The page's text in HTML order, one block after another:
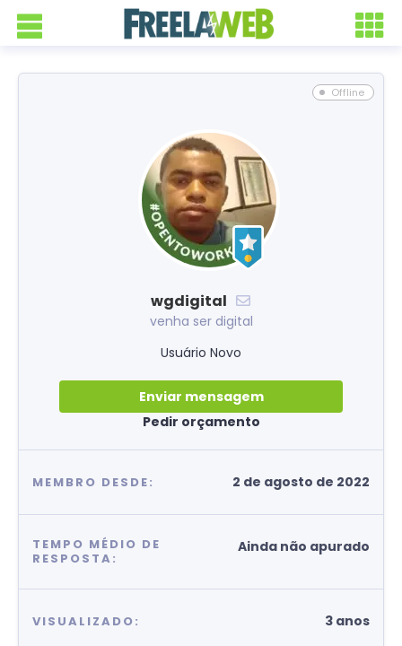
Offline
wgdigital
venha ser digital
Usuário Novo
Enviar mensagem
Pedir orçamento
MEMBRO DESDE: 2 de agosto de 2022
TEMPO MÉDIO DE
RESPOSTA:
Ainda não apurado
VISUALIZADO: 3 anos